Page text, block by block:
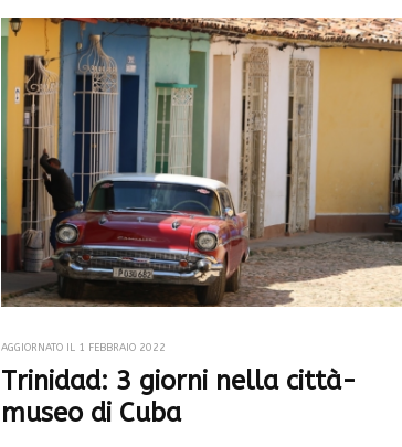
AGGIORNATO IL 1 FEBBRAIO 2022
Trinidad: 3 giorni nella città-
museo di Cuba